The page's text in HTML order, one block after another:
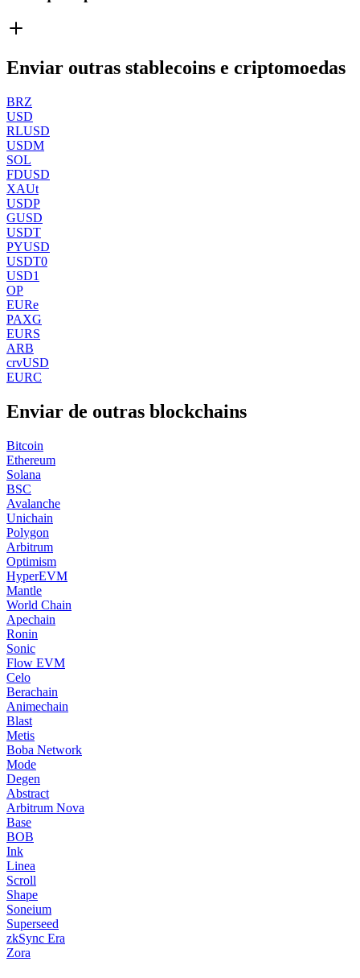
Enviar outras stablecoins e criptomoedas
BRZ
USD
RLUSD
USDM
SOL
FDUSD
XAUt
USDP
GUSD
USDT
PYUSD
USDT0
USD1
OP
EURe
PAXG
EURS
ARB
crvUSD
EURC
Enviar de outras blockchains
Bitcoin
Ethereum
Solana
BSC
Avalanche
Unichain
Polygon
Arbitrum
Optimism
HyperEVM
Mantle
World Chain
Apechain
Ronin
Sonic
Flow EVM
Celo
Berachain
Animechain
Blast
Metis
Boba Network
Mode
Degen
Abstract
Arbitrum Nova
Base
BOB
Ink
Linea
Scroll
Shape
Soneium
Superseed
zkSync Era
Zora